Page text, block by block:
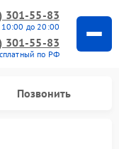
301-55-83
10:00 до 20:00
301-55-83
по РФ
Позвонить